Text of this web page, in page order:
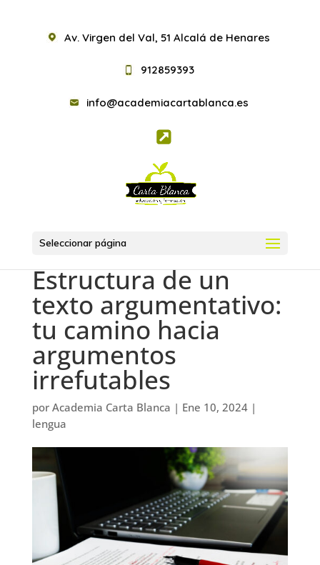
Av. Virgen del Val, 51 Alcalá de Henares
912859393
info@academiacartablanca.es
Seleccionar página
Estructura de un
texto argumentativo:
tu camino hacia
argumentos
irrefutables
por Academia Carta Blanca | Ene 10, 2024|
lengua